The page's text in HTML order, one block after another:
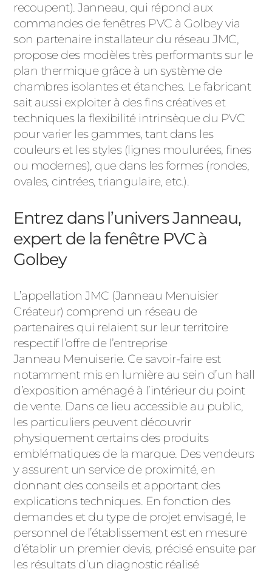
recoupent). Janneau, qui répond aux
commandes de fenêtres PVC à Golbey via
son partenaire installateur du réseau JMC,
propose des modèles très performants sur le
plan thermique grâce à un système de
chambres isolantes et étanches. Le fabricant
sait aussi exploiter à des fins créatives et
techniques la flexibilité intrinsèque du PVC
pour varier les gammes, tant dans les
couleurs et les styles (lignes moulurées, fines
ou modernes), que dans les formes (rondes,
ovales, cintrées, triangulaire, etc.).
Entrez dans l’univers Janneau,
expert de la fenêtre PVC à
Golbey
L’appellation JMC (Janneau Menuisier
Créateur) comprend un réseau de
partenaires qui relaient sur leur territoire
respectif l’offre de l’entreprise
Janneau Menuiserie. Ce savoir-faire est
notamment mis en lumière au sein d’un hall
d’exposition aménagé à l’intérieur du point
de vente. Dans ce lieu accessible au public,
les particuliers peuvent découvrir
physiquement certains des produits
emblématiques de la marque. Des vendeurs
y assurent un service de proximité, en
donnant des conseils et apportant des
explications techniques. En fonction des
demandes et du type de projet envisagé, le
personnel de l’établissement est en mesure
d’établir un premier devis, précisé ensuite par
les résultats d’un diagnostic réalisé